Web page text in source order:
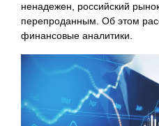
ненадежен, российский
перепроданным. Об этом
финансовые аналитики.